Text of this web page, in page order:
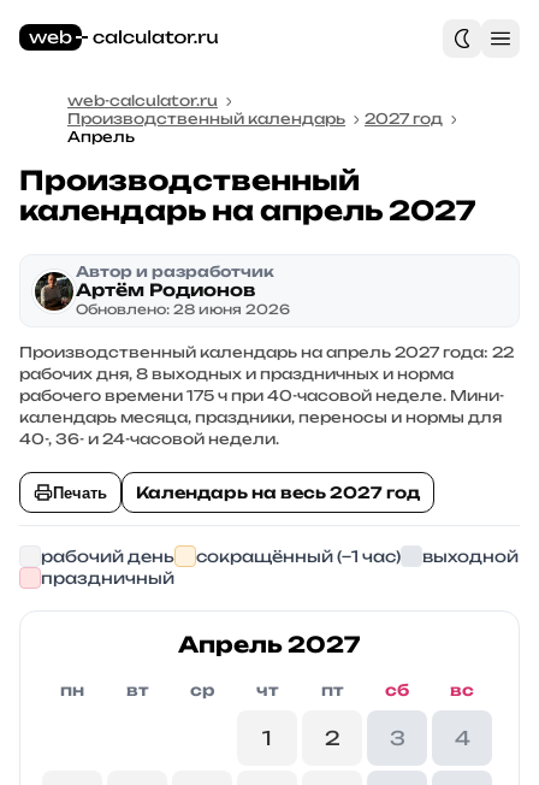
web-calculator.ru
Производственный календарь
2027 год
Апрель
Производственный
календарь на апрель 2027
Автор и разработчик
Артём Родионов
Обновлено: 28 июня 2026
Производственный календарь на апрель 2027 года: 22
рабочих дня, 8 выходных и праздничных и норма
рабочего времени 175 ч при 40-часовой неделе. Мини-
календарь месяца, праздники, переносы и нормы для
40-, 36- и 24-часовой недели.
Печать Календарь на весь 2027 год
рабочий день сокращённый (−1 час)
выходной
праздничный
Апрель 2027
пн вт ср чт пт сб вс
1 2 3 4